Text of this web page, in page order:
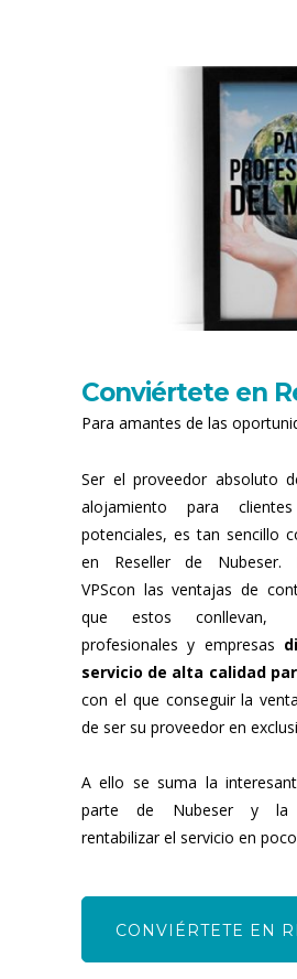
Conviértete en
Para amantes de las
Ser el proveedor absoluto
alojamiento para
potenciales, es tan sencillo
en Reseller de Nubeser.
VPScon las ventajas de
que estos
profesionales y empresas
servicio de alta calidad
con el que conseguir la
de ser su proveedor en
A ello se suma la
parte de Nubeser y la
rentabilizar el servicio en
CONVIÉRTETE EN